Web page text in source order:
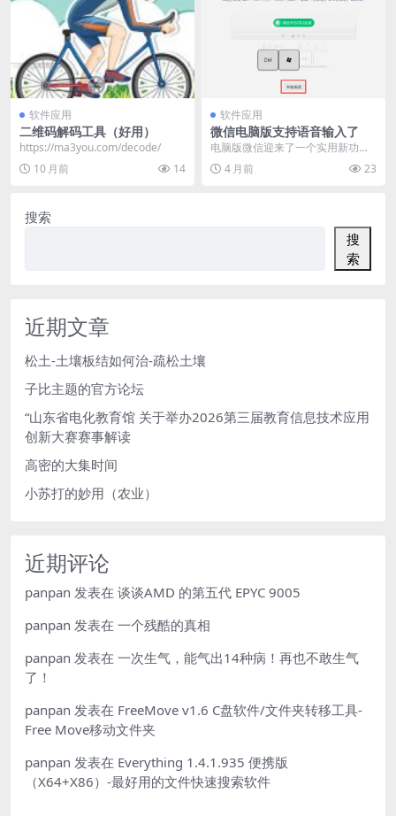
软件应用
二维码解码工具（好用）
https://ma3you.com/decode/
10 月前
14
软件应用
微信电脑版支持语音输入了
电脑版微信迎来了一个实用新功
能：语音输入！ 用户升级至最新版
电脑端微信（4.1....
4 月前 23
搜索
搜
索
近期文章
松土-土壤板结如何治-疏松土壤
子比主题的官方论坛
“山东省电化教育馆 关于举办2026第三届教育信息技术应用
创新大赛赛事解读
高密的大集时间
小苏打的妙用（农业）
近期评论
panpan 发表在 谈谈AMD 的第五代 EPYC 9005
panpan 发表在 一个残酷的真相
panpan 发表在 一次生气，能气出14种病！再也不敢生气
了！
panpan 发表在 FreeMove v1.6 C盘软件/文件夹转移工具-
Free Move移动文件夹
panpan 发表在 Everything 1.4.1.935 便携版
（X64+X86）-最好用的文件快速搜索软件